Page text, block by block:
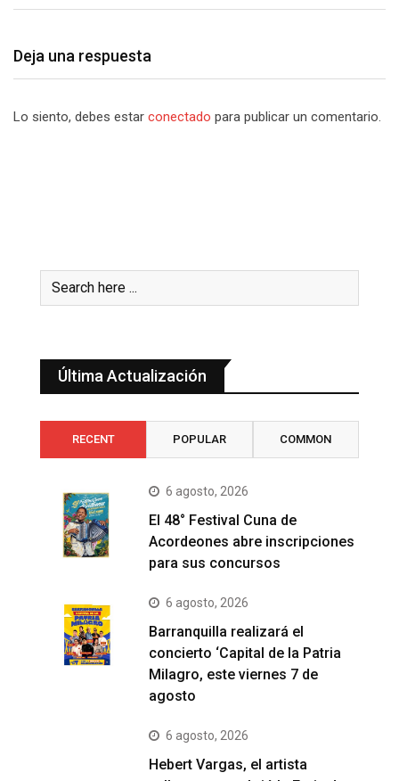
Deja una respuesta
Lo siento, debes estar conectado para publicar un comentario.
Última Actualización
RECENT POPULAR COMMON
6 agosto, 2026
El 48° Festival Cuna de
Acordeones abre inscripciones
para sus concursos
6 agosto, 2026
Barranquilla realizará el
concierto ‘Capital de la Patria
Milagro, este viernes 7 de
agosto
6 agosto, 2026
Hebert Vargas, el artista